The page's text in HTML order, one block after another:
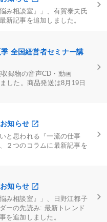
み相談室』」、有賀泰夫氏
新記事を追加しました。
全国経営者セミナー講
録物の音声CD・動画
した。商品発送は8月19日
知らせ
と思われる『一流の仕事
２つのコラムに最新記事を
知らせ
み相談室』」、日野江都子
ーの先読み: 最新トレンド
を追加しました。